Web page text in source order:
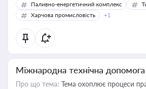
Паливно-енергетичний комплекс
Харчова промисловість
+1
Міжнародна технічна допомога
Про що тема: Тема охоплює процеси